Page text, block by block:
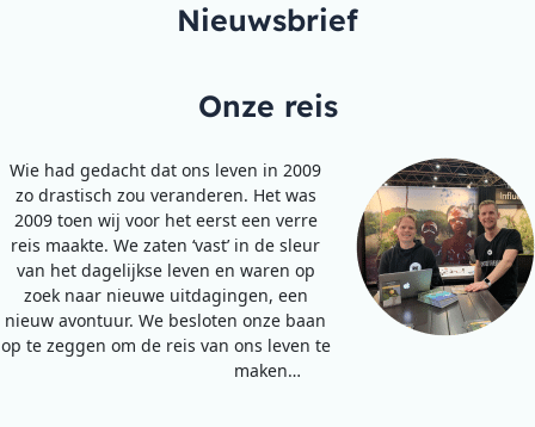
Nieuwsbrief
Onze reis
Wie had gedacht dat ons leven in 2009
zo drastisch zou veranderen. Het was
2009 toen wij voor het eerst een verre
reis maakte. We zaten ‘vast’ in de sleur
van het dagelijkse leven en waren op
zoek naar nieuwe uitdagingen, een
nieuw avontuur. We besloten onze baan
op te zeggen om de reis van ons leven te
maken…